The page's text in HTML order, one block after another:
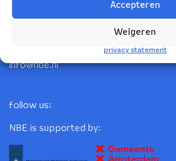
Accepteren
Weigeren
privacy statement
Korte Leidsedwarsstraat 12
info@nbe.nl
follow us:
NBE is supported by: